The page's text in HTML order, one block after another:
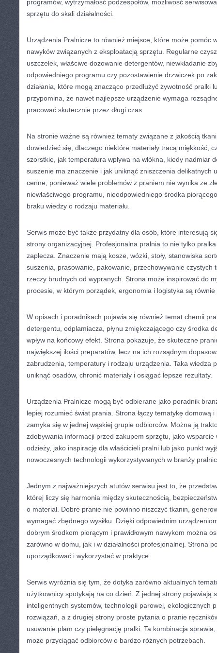
programów, wytrzymałość podzespołów, możliwość
sprzętu do skali działalności.
Urządzenia Pralnicze to również miejsce, które może pomóc
nawyków związanych z eksploatacją sprzętu. Regularne
uszczelek, właściwe dozowanie detergentów, niewkładanie
odpowiedniego programu czy pozostawienie drzwiczek po
działania, które mogą znacząco przedłużyć żywotność pralki
przypomina, że nawet najlepsze urządzenie wymaga
pracować skutecznie przez długi czas.
Na stronie ważne są również tematy związane z jakością
dowiedzieć się, dlaczego niektóre materiały tracą miękkość,
szorstkie, jak temperatura wpływa na włókna, kiedy nadmiar
suszenie ma znaczenie i jak uniknąć zniszczenia delikatnych
cenne, ponieważ wiele problemów z praniem nie wynika ze
niewłaściwego programu, nieodpowiedniego środka
braku wiedzy o rodzaju materiału.
Serwis może być także przydatny dla osób, które interesują
strony organizacyjnej. Profesjonalna pralnia to nie tylko
zaplecza. Znaczenie mają kosze, wózki, stoły, stanowiska
suszenia, prasowanie, pakowanie, przechowywanie czystych
rzeczy brudnych od wypranych. Strona może inspirować do
procesie, w którym porządek, ergonomia i logistyka są
W opisach i poradnikach pojawia się również temat chemii
detergentu, odplamiacza, płynu zmiękczającego czy środka
wpływ na końcowy efekt. Strona pokazuje, że skuteczne
największej ilości preparatów, lecz na ich rozsądnym
zabrudzenia, temperatury i rodzaju urządzenia. Taka wiedza
uniknąć osadów, chronić materiały i osiągać lepsze rezultaty.
Urządzenia Pralnicze mogą być odbierane jako poradnik
lepiej rozumieć świat prania. Strona łączy tematykę domową
zamyka się w jednej wąskiej grupie odbiorców. Można ją
zdobywania informacji przed zakupem sprzętu, jako wsparcie
odzieży, jako inspirację dla właścicieli pralni lub jako punkt
nowoczesnych technologii wykorzystywanych w branży
Jednym z najważniejszych atutów serwisu jest to, że
której liczy się harmonia między skutecznością,
o materiał. Dobre pranie nie powinno niszczyć tkanin,
wymagać zbędnego wysiłku. Dzięki odpowiednim
dobrym środkom piorącym i prawidłowym nawykom można
zarówno w domu, jak i w działalności profesjonalnej. Strona
uporządkować i wykorzystać w praktyce.
Serwis wyróżnia się tym, że dotyka zarówno aktualnych
użytkownicy spotykają na co dzień. Z jednej strony pojawiają
inteligentnych systemów, technologii parowej, ekologicznych
rozwiązań, a z drugiej strony proste pytania o pranie
usuwanie plam czy pielęgnację pralki. Ta kombinacja
może przyciągać odbiorców o bardzo różnych potrzebach.